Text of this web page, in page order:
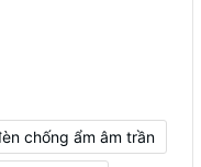
chống ẩm âm trần